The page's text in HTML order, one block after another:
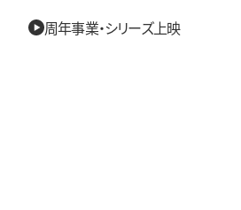
周年事業・シリーズ上映